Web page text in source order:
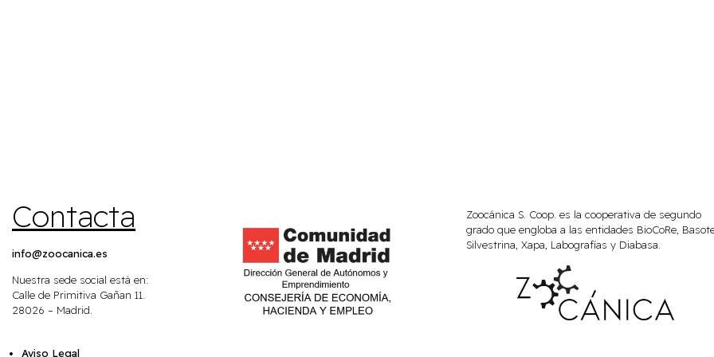
Contacta
info@zoocanica.es
Nuestra sede social está en:
Calle de Primitiva Gañan 11.
28026 – Madrid.
Aviso Legal
Zoocánica S. Coop. es la cooperativa de segundo
grado que engloba a las entidades BioCoRe,
Silvestrina, Xapa, Labografías y Diabasa.